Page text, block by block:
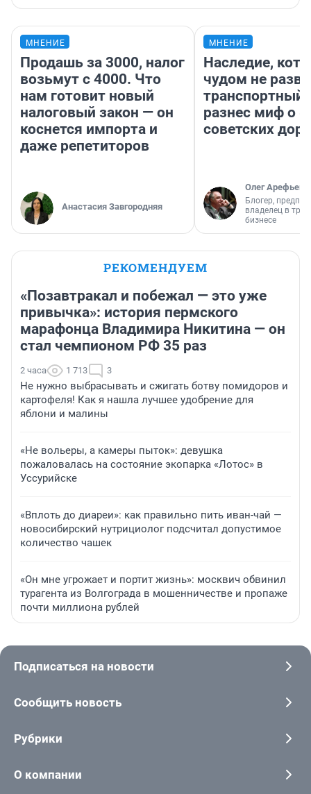
МНЕНИЕ
Продашь за 3000, налог
возьмут с 4000. Что
нам готовит новый
налоговый закон — он
коснется импорта и
даже репетиторов
Анастасия Завгородняя
МНЕНИЕ
Наследие,
чудом не
транспортный
разнес миф о
советских
Олег Арефьев
Блогер,
владелец в
бизнесе
РЕКОМЕНДУЕМ
«Позавтракал и побежал — это уже
привычка»: история пермского
марафонца Владимира Никитина — он
стал чемпионом РФ 35 раз
2 часа 1 713 3
Не нужно выбрасывать и сжигать ботву помидоров и
картофеля! Как я нашла лучшее удобрение для
яблони и малины
«Не вольеры, а камеры пыток»: девушка
пожаловалась на состояние экопарка «Лотос» в
Уссурийске
«Вплоть до диареи»: как правильно пить иван-чай —
новосибирский нутрициолог подсчитал допустимое
количество чашек
«Он мне угрожает и портит жизнь»: москвич обвинил
турагента из Волгограда в мошенничестве и пропаже
почти миллиона рублей
Подписаться на новости
Сообщить новость
Рубрики
О компании